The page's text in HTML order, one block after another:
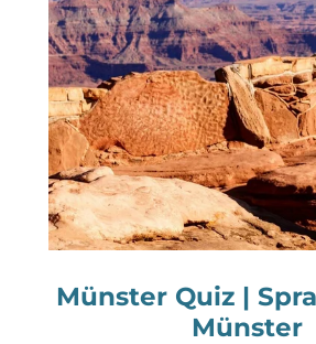
Münster Quiz |
Münster